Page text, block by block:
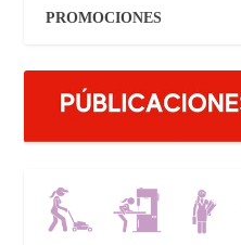
PROMOCIONES